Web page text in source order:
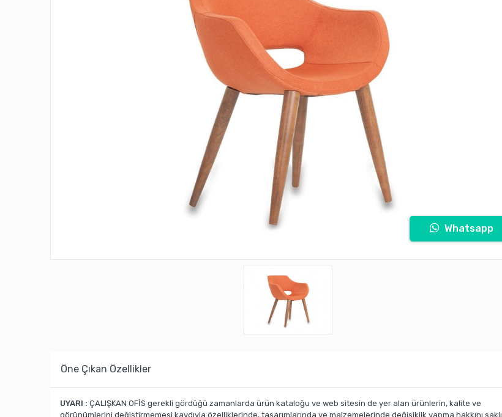
Whatsapp
Öne Çıkan Özellikler
UYARI : ÇALIŞKAN OFİS gerekli gördüğü zamanlarda ürün kataloğu ve web sitesin de yer alan ürünlerin, kalite ve
görünümlerini değiştirmemesi kaydıyla özelliklerinde, tasarımlarında ve malzemelerinde değişiklik yapma hakkını saklı